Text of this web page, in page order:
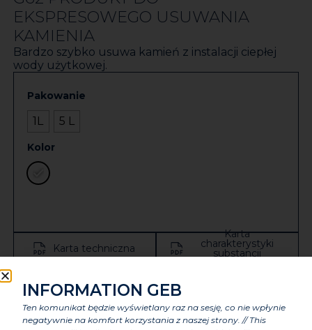
EKSPRESOWEGO USUWANIA
KAMIENIA
Bardzo szybko usuwa kamień z instalacji ciepłej
wody użytkowej.
Pakowanie
1L 5 L
Kolor
Karta techniczna
Karta
charakterystyki
substancji
Zastosowanie
INFORMATION GEB
Ten komunikat będzie wyświetlany raz na sesję, co nie wpłynie
negatywnie na komfort korzystania z naszej strony. // This